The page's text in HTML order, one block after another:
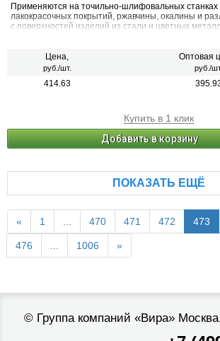
Применяются на точильно-шлифовальных станках
лакокрасочных покрытий, ржавчины, окалины и
с поверхностей изделий из стали и цветных
Цена,
руб./шт.
Оптовая
руб./
414.63
Купить в 1 клик
Добавить в корзину
ПОКАЗАТЬ ЕЩЁ
« 1 ... 470 471 472 473
476 ... 1006 »
© Группа компаний «Вира»